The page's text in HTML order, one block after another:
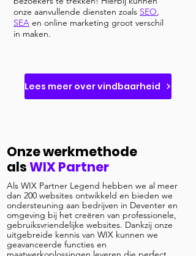
onze aanvullende diensten zoals SEO,
SEA en online marketing groot verschil
in maken.
Lees meer over vindbaarheid
Onze werkmethode
alsWIX Partner
Als WIX Partner Legend hebben we al meer
dan 200 websites ontwikkeld en bieden we
ondersteuning aan bedrijven in Deventer en
omgeving bij het creëren van professionele,
gebruiksvriendelijke websites. Dankzij onze
uitgebreide kennis van WIX kunnen we
geavanceerde functies en